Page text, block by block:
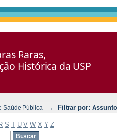
Raras,
Histórica da USP
Saúde Pública → Filtrar por: Assunto
R S T U V W X Y Z